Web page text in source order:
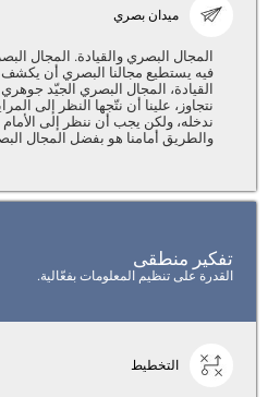
ميدان بصري
المجال البصري والقيادة. المجال
فيه يستطيع مجالنا البصري أن
القيادة، المجال البصري الجيّد
نتجاوز، علينا أن نتّجها النظر إلى
ندخله، ولكن يجب أن ننظر إلى الأمام
والطريق أمامنا هو بفضل المجال
تفكير منطقى
القدرة على تنظيم المعلومات بفعّالية.
التخطيط